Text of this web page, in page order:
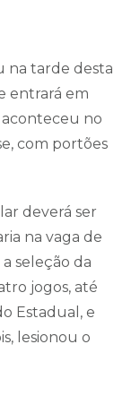
na tarde desta
entrará em
aconteceu no
com portões
deverá ser
na vaga de
seleção da
jogos, até
Estadual, e
lesionou o